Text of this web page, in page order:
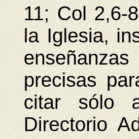
11; Col 2,6-
la Iglesia,
precisas
citar sólo
Directorio